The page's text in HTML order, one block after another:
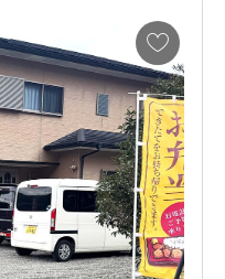
なので他のお客様を気に
満喫いただけます。
会を離れ自然の真ん中で
宿です。
月前からです。
お
気
に
入
り
に
追
加